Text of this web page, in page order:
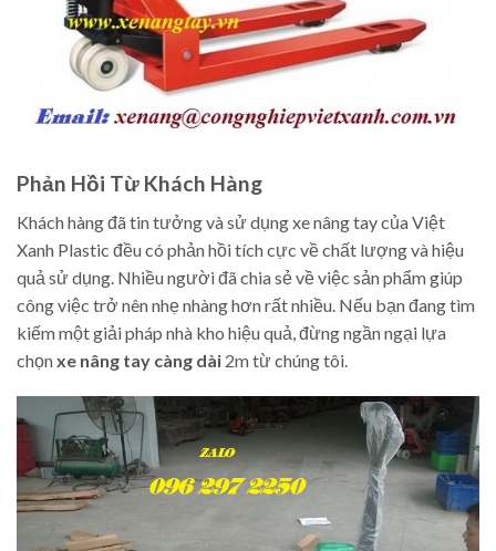
Phản Hồi Từ Khách Hàng
Khách hàng đã tin tưởng và sử dụng xe nâng tay của Việt
Xanh Plastic đều có phản hồi tích cực về chất lượng và hiệu
quả sử dụng. Nhiều người đã chia sẻ về việc sản phẩm giúp
công việc trở nên nhẹ nhàng hơn rất nhiều. Nếu bạn đang tìm
kiếm một giải pháp nhà kho hiệu quả, đừng ngần ngại lựa
chọnxe nâng tay càng dài 2m từ chúng tôi.